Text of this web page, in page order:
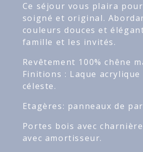
Ce séjour vous plaira
soigné et original.
couleurs douces et
famille et les invités.
Revêtement 100% chêne
Finitions : Laque acrylique
céleste.
Etagères: panneaux de
Portes bois avec
avec amortisseur.